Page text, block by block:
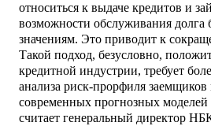
относиться к выдаче кредитов и
возможности обслуживания долга
значениям. Это приводит к
Такой подход, безусловно,
кредитной индустрии, требует
анализа риск-прорфиля заемщиков
современных прогнозных моделей
считает генеральный директор